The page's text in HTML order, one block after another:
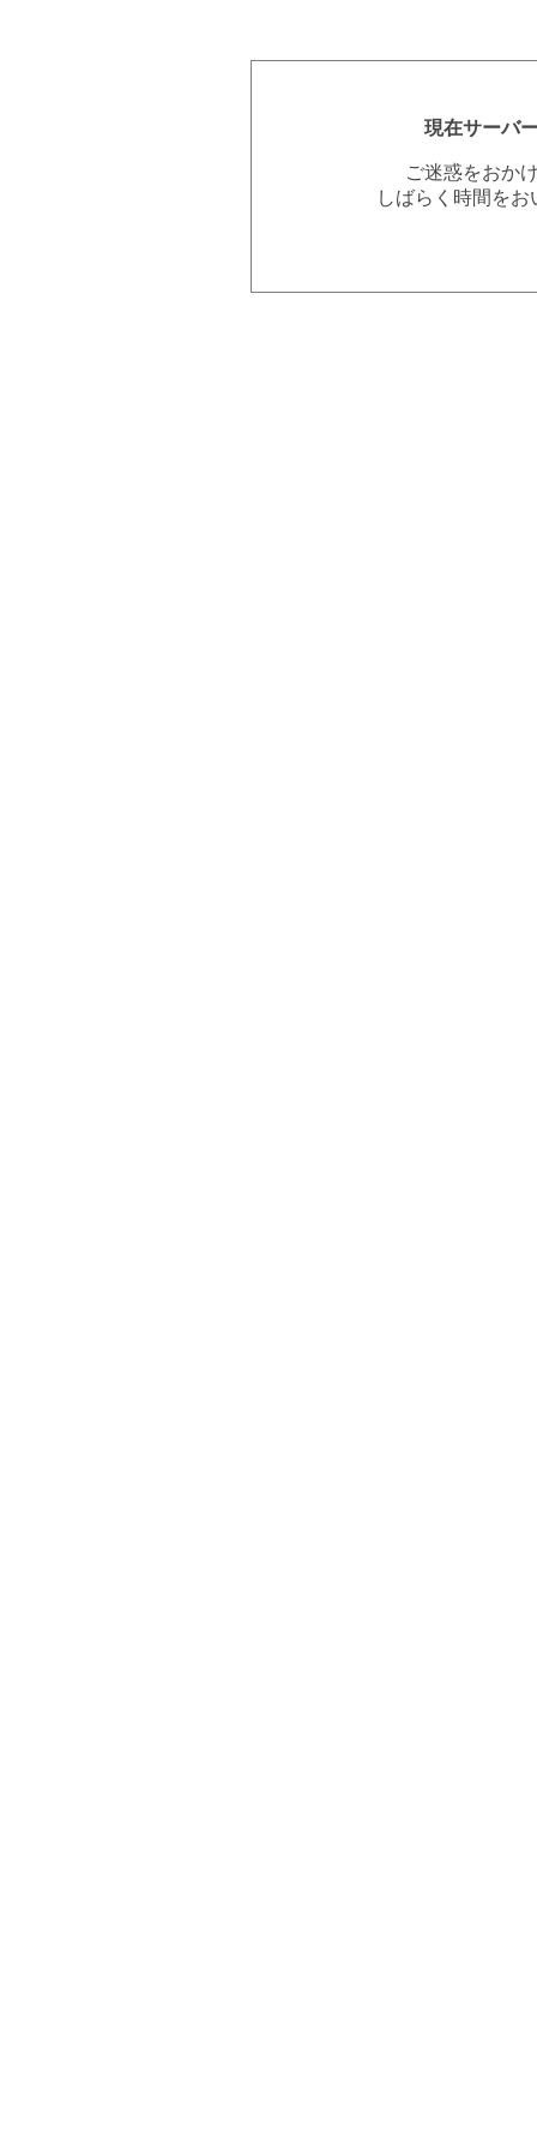
現在サーバ
ご迷惑をおか
しばらく時間を